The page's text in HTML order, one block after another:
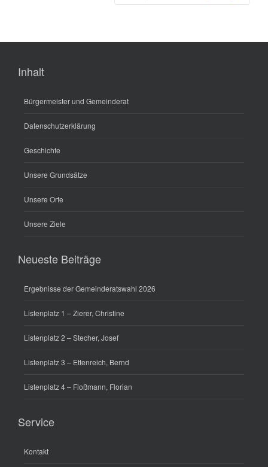
Inhalt
Bürgermeister und Gemeinderat
Datenschutzerklärung
Geschichte
Unsere Grundsätze
Unsere Orte
Unsere Ziele
Neueste Beiträge
Ergebnisse der Gemeinderatswahl 2026
Listenplatz 1 – Zierer, Christine
Listenplatz 2 – Stecher, Josef
Listenplatz 3 – Ettenreich, Bernd
Listenplatz 4 – Floßmann, Florian
Service
Kontakt